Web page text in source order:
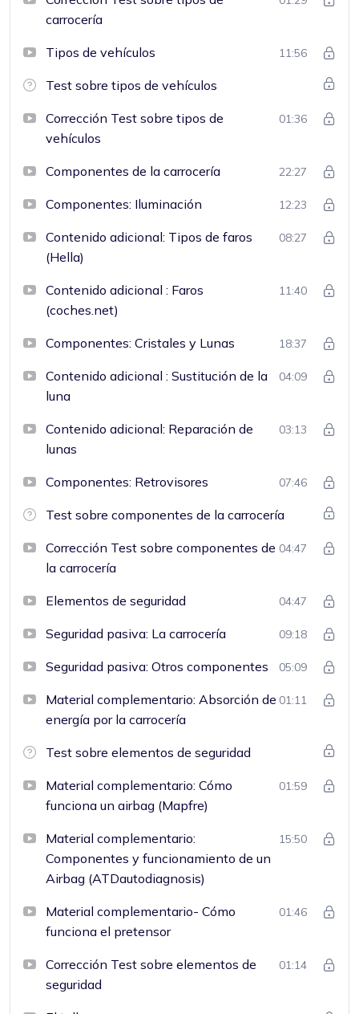
carrocería
Tipos de vehículos 11:56
Test sobre tipos de vehículos
Corrección Test sobre tipos de
vehículos
01:36
Componentes de la carrocería 22:27
Componentes: Iluminación 12:23
Contenido adicional: Tipos de faros
(Hella)
08:27
Contenido adicional : Faros
(coches.net)
11:40
Componentes: Cristales y Lunas 18:37
Contenido adicional : Sustitución de la
luna
04:09
Contenido adicional: Reparación de
lunas
03:13
Componentes: Retrovisores 07:46
Test sobre componentes de la carrocería
Corrección Test sobre componentes de
la carrocería
04:47
Elementos de seguridad 04:47
Seguridad pasiva: La carrocería 09:18
Seguridad pasiva: Otros componentes 05:09
Material complementario: Absorción de
energía por la carrocería
01:11
Test sobre elementos de seguridad
Material complementario: Cómo
funciona un airbag (Mapfre)
01:59
Material complementario:
Componentes y funcionamiento de un
Airbag (ATDautodiagnosis)
15:50
Material complementario- Cómo
funciona el pretensor
01:46
Corrección Test sobre elementos de
seguridad
01:14